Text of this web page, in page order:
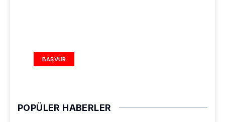
BAŞVUR
POPÜLER HABERLER